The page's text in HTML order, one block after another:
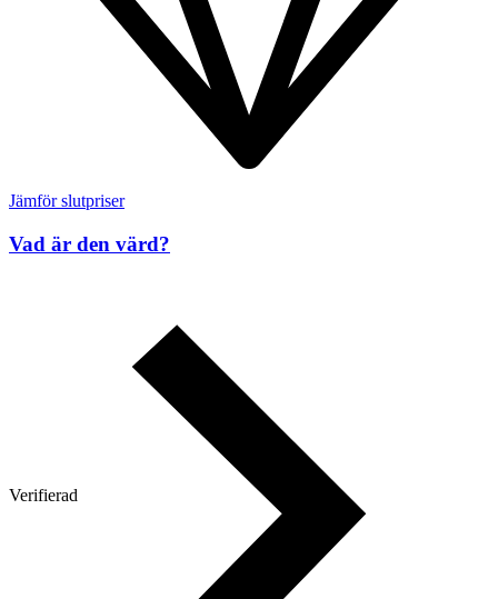
Verifierad
Jämför slutpriser
Vad är den värd?